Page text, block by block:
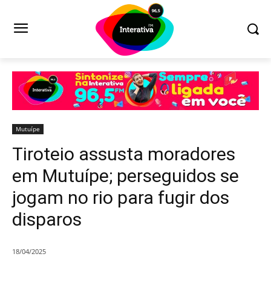
Mutuípe
Tiroteio assusta moradores
em Mutuípe; perseguidos se
jogam no rio para fugir dos
disparos
18/04/2025